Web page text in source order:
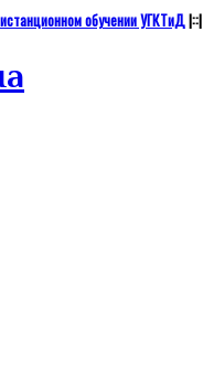
обучении УГКТиД|::|